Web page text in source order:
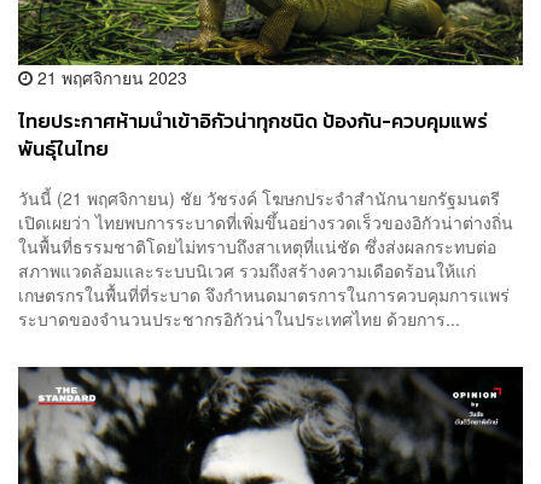
21 พฤศจิกายน 2023
ไทยประกาศห้ามนำเข้าอิกัวน่าทุกชนิด ป้องกัน-ควบคุมแพร่
พันธุ์ในไทย
วันนี้ (21 พฤศจิกายน) ชัย วัชรงค์ โฆษกประจำสำนักนายกรัฐมนตรี
เปิดเผยว่า ไทยพบการระบาดที่เพิ่มขึ้นอย่างรวดเร็วของอิกัวน่าต่างถิ่น
ในพื้นที่ธรรมชาติโดยไม่ทราบถึงสาเหตุที่แน่ชัด ซึ่งส่งผลกระทบต่อ
สภาพแวดล้อมและระบบนิเวศ รวมถึงสร้างความเดือดร้อนให้แก่
เกษตรกรในพื้นที่ที่ระบาด จึงกำหนดมาตรการในการควบคุมการแพร่
ระบาดของจำนวนประชากรอิกัวน่าในประเทศไทย ด้วยการ...